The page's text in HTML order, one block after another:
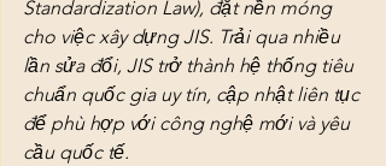
Standardization Law), đặt nền móng
cho việc xây dựng JIS. Trải qua nhiều
lần sửa đổi, JIS trở thành hệ thống tiêu
chuẩn quốc gia uy tín, cập nhật liên tục
để phù hợp với công nghệ mới và yêu
cầu quốc tế.